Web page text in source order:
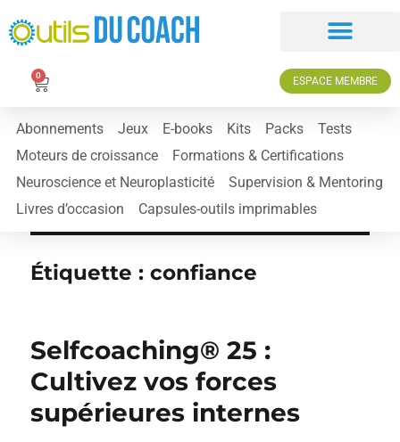
0 ESPACE MEMBRE
Abonnements Jeux E-books Kits Packs
Tests
Moteurs de croissance
Formations & Certifications
Neuroscience et Neuroplasticité
Supervision & Mentoring
Livres d’occasion
Capsules-outils imprimables
Étiquette :confiance
Selfcoaching® 25 :
Cultivez vos forces
supérieures internes